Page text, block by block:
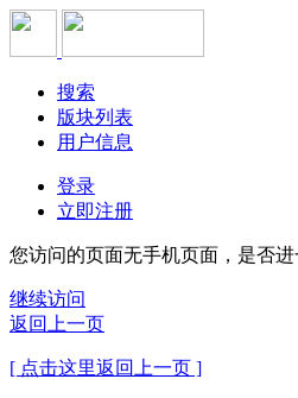
搜索
版块列表
用户信息
登录
立即注册
您访问的页面无手机页面，是否进
继续访问
返回上一页
[ 点击这里返回上一页 ]